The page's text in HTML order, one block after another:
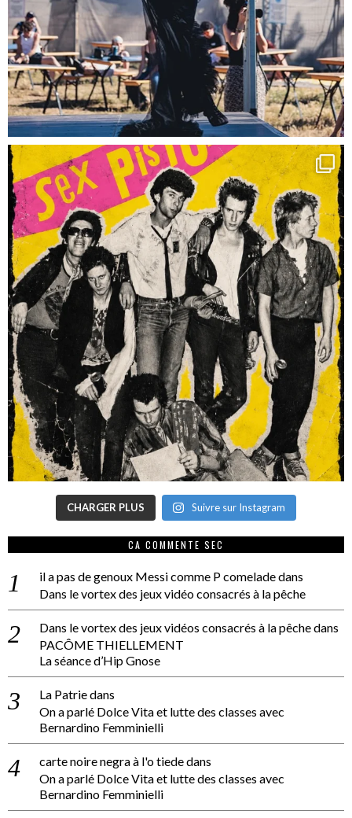
CHARGER PLUS Suivre sur Instagram
CA COMMENTE SEC
il a pas de genoux Messi comme P comeladedans
Dans le vortex des jeux vidéo consacrés à la pêche
Dans le vortex des jeux vidéos consacrés à la pêchedans
PACÔME THIELLEMENT
La séance d’Hip Gnose
La Patriedans
On a parlé Dolce Vita et lutte des classes avec
Bernardino Femminielli
carte noire negra à l'o tiededans
On a parlé Dolce Vita et lutte des classes avec
Bernardino Femminielli